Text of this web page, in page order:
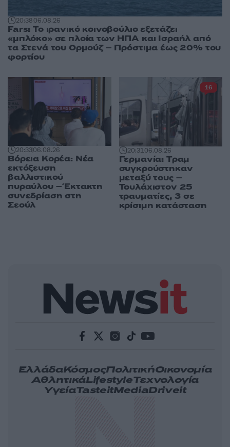
20:3806.08.26
Fars: Το ιρανικό κοινοβούλιο εξετάζει
«μπλόκο» σε πλοία των ΗΠΑ και Ισραήλ από
τα Στενά του Ορμούζ – Πρόστιμα έως 20% του
φορτίου
20:3306.08.26
Βόρεια Κορέα: Νέα
εκτόξευση
βαλλιστικού
πυραύλου – Έκτακτη
συνεδρίαση στη
Σεούλ
20:3106.08.26
Γερμανία: Tραμ
συγκρούστηκαν
μεταξύ τους –
Τουλάχιστον 25
τραυματίες, 3 σε
κρίσιμη κατάσταση
16
ΕλλάδαΚόσμοςΠολιτικήΟικονομία
ΑθλητικάLifestyleΤεχνολογία
ΥγείαTasteitMediaDriveit